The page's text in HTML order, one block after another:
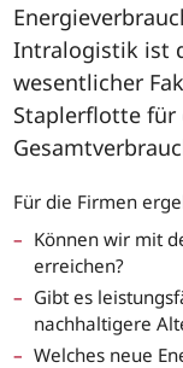
Intralogistik ist
wesentlicher
Staplerflotte für
Für die Firmen
Können wir mit
erreichen?
Gibt es
nachhaltigere
Welches neue